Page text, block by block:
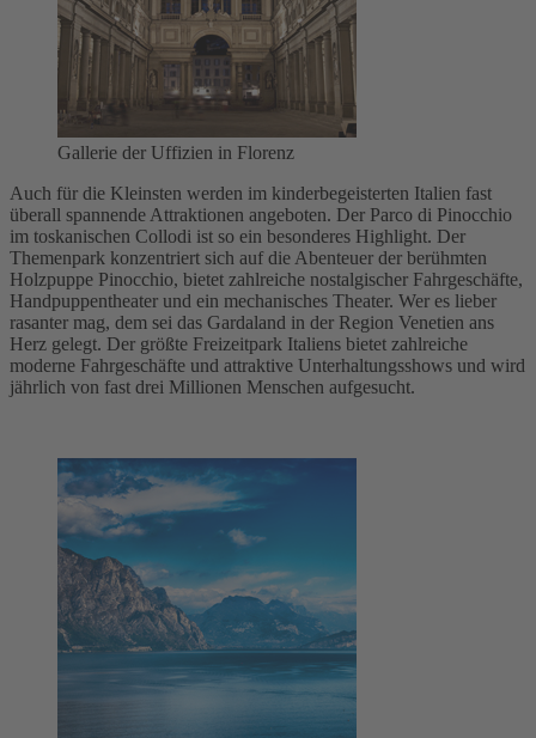
Gallerie der Uffizien in Florenz
Auch für die Kleinsten werden im kinderbegeisterten Italien fast
überall spannende Attraktionen angeboten. Der Parco di Pinocchio
im toskanischen Collodi ist so ein besonderes Highlight. Der
Themenpark konzentriert sich auf die Abenteuer der berühmten
Holzpuppe Pinocchio, bietet zahlreiche nostalgischer Fahrgeschäfte,
Handpuppentheater und ein mechanisches Theater. Wer es lieber
rasanter mag, dem sei das Gardaland in der Region Venetien ans
Herz gelegt. Der größte Freizeitpark Italiens bietet zahlreiche
moderne Fahrgeschäfte und attraktive Unterhaltungsshows und wird
jährlich von fast drei Millionen Menschen aufgesucht.